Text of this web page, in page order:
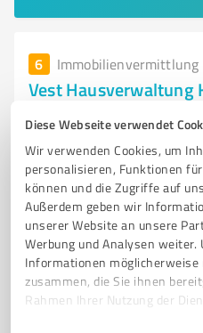
Diese Webseite verwendet
Wir verwenden Cookies, um
personalisieren, Funktionen
können und die Zugriffe auf
Außerdem geben wir
unserer Website an unsere
Werbung und Analysen
Informationen
zusammen, die Sie ihnen
Rahmen Ihrer Nutzung der
6 Immobilienvermittlung
Vest Hausverwaltung
Vest Hausverwaltung KG –
HAUSVERWALTUNG
KOSTENKONTROLLE
Bruchweg 41, 45659
Tel. 02361 582020